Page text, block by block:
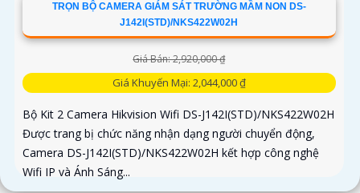
TRỌN BỘ CAMERA GIÁM SÁT TRƯỜNG MẦM NON DS-
J142I(STD)/NKS422W02H
Giá Bán: 2,920,000 ₫
Giá Khuyến Mại: 2,044,000 ₫
Bộ Kit 2 Camera Hikvision Wifi DS-J142I(STD)/NKS422W02H
Được trang bị chức năng nhận dạng người chuyển động,
Camera DS-J142I(STD)/NKS422W02H kết hợp công nghệ
Wifi IP và Ánh Sáng...